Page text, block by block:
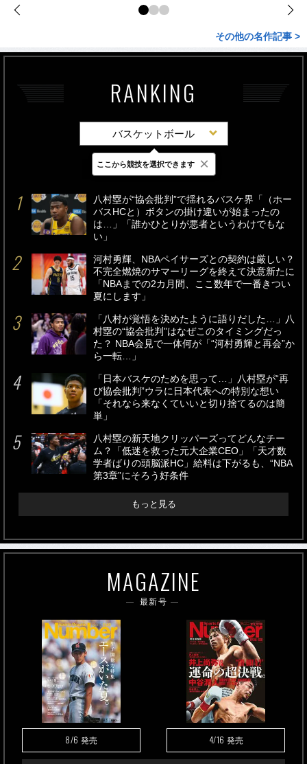
その他の名作記事 >
RANKING
バスケットボール
最新 24時間 週間
八村塁が“協会批判”で揺れるバスケ界「（ホー
バスHCと）ボタンの掛け違いが始まったの
は…」「誰かひとりが悪者というわけでもな
い」
河村勇輝、NBAペイサーズとの契約は厳しい？
不完全燃焼のサマーリーグを終えて決意新たに
「NBAまでの2カ月間、ここ数年で一番きつい
夏にします」
「八村が覚悟を決めたように語りだした…」八
村塁の“協会批判”はなぜこのタイミングだっ
た？ NBA会見で一体何が「“河村勇輝と再会”か
ら一転…」
「日本バスケのためを思って…」八村塁が“再
び協会批判”ウラに日本代表への特別な想い
「それなら来なくていいと切り捨てるのは簡
単」
八村塁の新天地クリッパーズってどんなチー
ム？「低迷を救った元大企業CEO」「天才数
学者ばりの頭脳派HC」給料は下がるも、“NBA
第3章”にそろう好条件
もっと見る
MAGAZINE
最新号
8/6 発売 4/16 発売
ここから競技を選択できます ×